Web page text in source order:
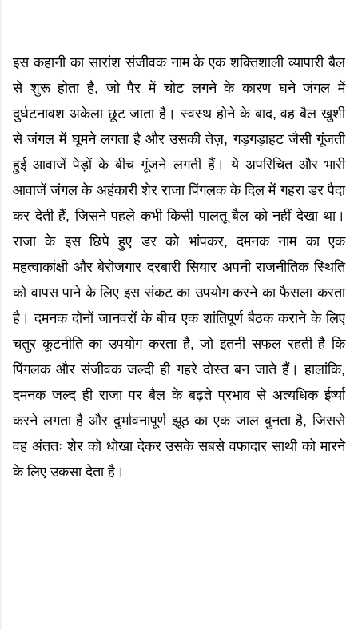
इस कहानी का सारांश संजीवक नाम के एक शक्तिशाली व्यापारी बैल
से शुरू होता है, जो पैर में चोट लगने के कारण घने जंगल में
दुर्घटनावश अकेला छूट जाता है। स्वस्थ होने के बाद, वह बैल खुशी
से जंगल में घूमने लगता है और उसकी तेज़, गड़गड़ाहट जैसी गूंजती
हुई आवाजें पेड़ों के बीच गूंजने लगती हैं। ये अपरिचित और भारी
आवाजें जंगल के अहंकारी शेर राजा पिंगलक के दिल में गहरा डर पैदा
कर देती हैं, जिसने पहले कभी किसी पालतू बैल को नहीं देखा था।
राजा के इस छिपे हुए डर को भांपकर, दमनक नाम का एक
महत्वाकांक्षी और बेरोजगार दरबारी सियार अपनी राजनीतिक स्थिति
को वापस पाने के लिए इस संकट का उपयोग करने का फैसला करता
है। दमनक दोनों जानवरों के बीच एक शांतिपूर्ण बैठक कराने के लिए
चतुर कूटनीति का उपयोग करता है, जो इतनी सफल रहती है कि
पिंगलक और संजीवक जल्दी ही गहरे दोस्त बन जाते हैं। हालांकि,
दमनक जल्द ही राजा पर बैल के बढ़ते प्रभाव से अत्यधिक ईर्ष्या
करने लगता है और दुर्भावनापूर्ण झूठ का एक जाल बुनता है, जिससे
वह अंततः शेर को धोखा देकर उसके सबसे वफादार साथी को मारने
के लिए उकसा देता है।